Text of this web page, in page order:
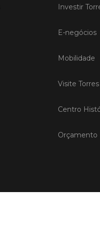
Investir
E-negócios
Mobilidade
Visite
Centro
Orçamento